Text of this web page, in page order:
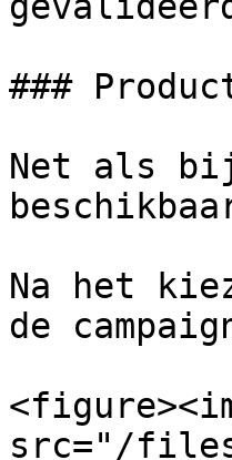
###
Net als
Na het
de
src="/files/